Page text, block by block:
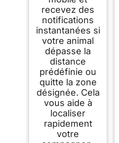
recevez des
notifications
instantanées si
votre animal
dépasse la
distance
prédéfinie ou
quitte la zone
désignée. Cela
vous aide à
localiser
rapidement
votre